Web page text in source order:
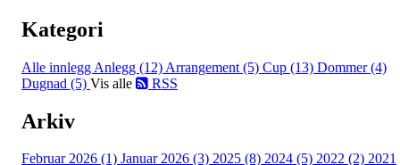
Kategori
Alle innlegg Anlegg (12) Arrangement (5) Cup (13) Dommer (4)
Dugnad (5) Vis alle RSS
Arkiv
Februar 2026 (1) Januar 2026 (3) 2025 (8) 2024 (5) 2022 (2) 2021